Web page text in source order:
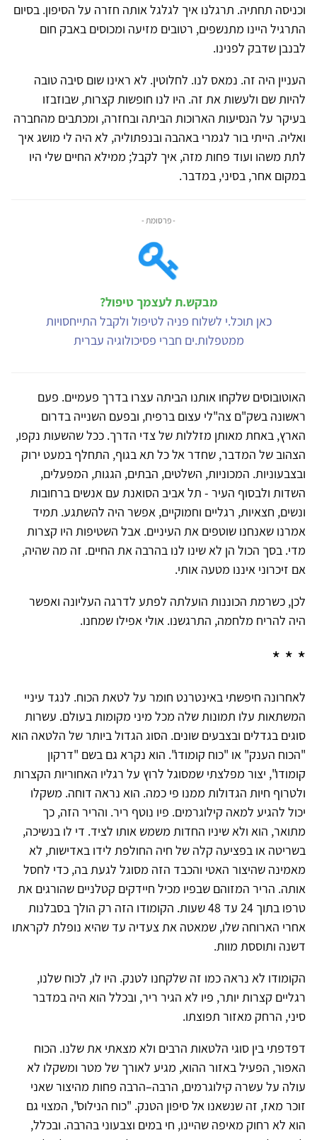
וכניסה תחתיה. תרגלנו איך לגלגל אותה חזרה על הסיפון. בסיום
התרגיל היינו מתנשפים, רטובים מזיעה ומכוסים באבק חום
לבנבן שדבק לפנינו.
העניין היה זה. נמאס לנו. לחלוטין. לא ראינו שום סיבה טובה
להיות שם ולעשות את זה. היו לנו חופשות קצרות, שבוזבזו
בעיקר על הנסיעות הארוכות הביתה ובחזרה, ומכתבים מהחברה
ואליה. הייתי בור לגמרי באהבה ובנפתוליה, לא היה לי מושג איך
לתת משהו ועוד פחות מזה, איך לקבל; ממילא החיים שלי היו
במקום אחר, בסיני, במדבר.
- פרסומת -
מבקש.ת לעצמך טיפול?
כאן תוכל.י לשלוח פניה לטיפול ולקבל התייחסויות
ממטפלות.ים חברי פסיכולוגיה עברית
האוטובוסים שלקחו אותנו הביתה עצרו בדרך פעמיים. פעם
ראשונה בשק"ם צה"לי עצום ברפיח, ובפעם השנייה בדרום
הארץ, באחת מאותן מזללות של צדי הדרך. ככל שהשעות נקפו,
הצהוב של המדבר, שחדר אל כל תא בגוף, התחלף במעט ירוק
ובצבעוניות. המכוניות, השלטים, הבתים, הגגות, המפעלים,
השדות ולבסוף העיר - תל אביב הסואנת עם אנשים ברחובות
ונשים, חצאיות, רגליים וחמוקיים, אפשר היה להשתגע. תמיד
אמרנו שאנחנו שוטפים את העיניים. אבל השטיפות היו קצרות
מדי. בסך הכול הן לא שינו לנו בהרבה את החיים. זה מה שהיה,
אם זיכרוני איננו מטעה אותי.
לכן, כשרמת הכוננות הועלתה לפתע לדרגה העליונה ואפשר
היה להריח מלחמה, התרגשנו. אולי אפילו שמחנו.
* * *
לאחרונה חיפשתי באינטרנט חומר על לטאת הכוח. לנגד עיניי
המשתאות עלו תמונות שלה מכל מיני מקומות בעולם. עשרות
סוגים בגדלים ובצבעים שונים. הסוג הגדול ביותר של הלטאה הוא
"הכוח הענק" או "כוח קומודו". הוא נקרא גם בשם "דרקון
קומודו", יצור מפלצתי שמסוגל לרוץ על רגליו האחוריות הקצרות
ולטרוף חיות הגדולות ממנו פי כמה. הוא נראה דוחה. משקלו
יכול להגיע למאה קילוגרמים. פיו נוטף ריר. והריר הזה, כך
מתואר, הוא ולא שיניו החדות משמש אותו לציד. די לו בנשיכה,
בשריטה או בפציעה קלה של חיה החולפת לידו באדישות, לא
מאמינה שהיצור האטי והכבד הזה מסוגל לגעת בה, כדי לחסל
אותה. הריר המזוהם שבפיו מכיל חיידקים קטלניים שהורגים את
טרפו בתוך 24 עד 48 שעות. הקומודו הזה רק הולך בסבלנות
אחרי הארוחה שלו, שמאטה את צעדיה עד שהיא נופלת לקראתו
דשנה ותוססת מוות.
הקומודו לא נראה כמו זה שלקחנו לטנק. היו לו, לכוח שלנו,
רגליים קצרות יותר, פיו לא הגיר ריר, ובכלל הוא היה במדבר
סיני, הרחק מאזור תפוצתו.
דפדפתי בין סוגי הלטאות הרבים ולא מצאתי את שלנו. הכוח
האפור, הפעיל באזור ההוא, מגיע לאורך של מטר ומשקלו לא
עולה על עשרה קילוגרמים, הרבה–הרבה פחות מהיצור שאני
זוכר מאז, זה שנשאנו אל סיפון הטנק. "כוח הנילוס", המצוי גם
הוא לא רחוק מאיפה שהיינו, חי במים וצבעוני בהרבה. ובכלל,